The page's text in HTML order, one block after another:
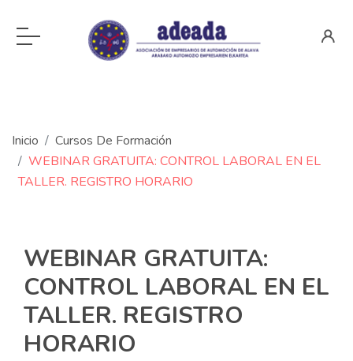
Inicio
Cursos De Formación
WEBINAR GRATUITA: CONTROL LABORAL EN EL
TALLER. REGISTRO HORARIO
WEBINAR GRATUITA:
CONTROL LABORAL EN EL
TALLER. REGISTRO
HORARIO